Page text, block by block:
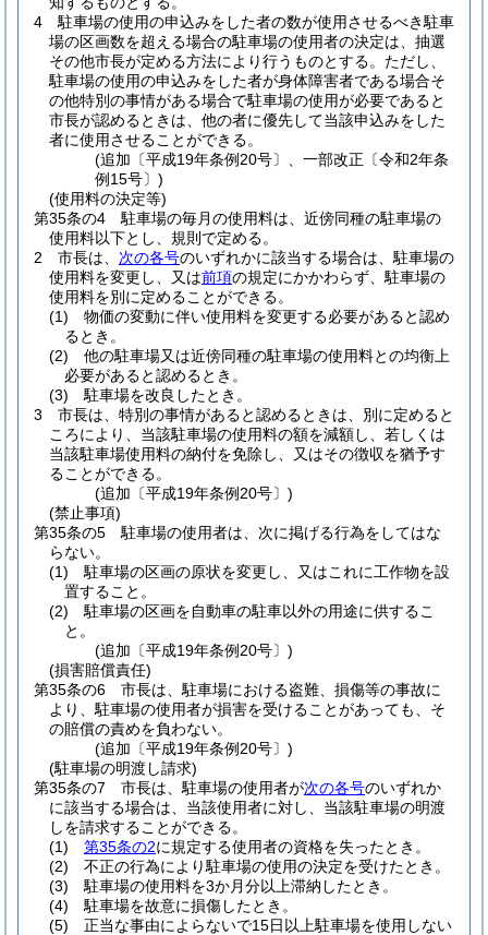
4
駐車場の使用の申込みをした者の数が使用させるべき駐車
場の区画数を超える場合の駐車場の使用者の決定は、抽選
その他市長が定める方法により行うものとする。 ただし、
駐車場の使用の申込みをした者が身体障害者である場合そ
の他特別の事情がある場合で駐車場の使用が必要であると
市長が認めるときは、他の者に優先して当該申込みをした
者に使用させることができる。
(追加〔平成19年条例20号〕、一部改正〔令和2年条
例15号〕)
(使用料の決定等)
第35条の4
駐車場の毎月の使用料は、近傍同種の駐車場の
使用料以下とし、規則で定める。
2
市長は、 次の各号のいずれかに該当する場合は、駐車場の
使用料を変更し、又は前項の規定にかかわらず、駐車場の
使用料を別に定めることができる。
(1)
物価の変動に伴い使用料を変更する必要があると認め
るとき。
(2)
他の駐車場又は近傍同種の駐車場の使用料との均衡上
必要があると認めるとき。
(3)
駐車場を改良したとき。
3
市長は、特別の事情があると認めるときは、別に定めると
ころにより、当該駐車場の使用料の額を減額し、若しくは
当該駐車場使用料の納付を免除し、又はその徴収を猶予す
ることができる。
(追加〔平成19年条例20号〕)
(禁止事項)
第35条の5
駐車場の使用者は、次に掲げる行為をしてはな
らない。
(1)
駐車場の区画の原状を変更し、又はこれに工作物を設
置すること。
(2)
駐車場の区画を自動車の駐車以外の用途に供するこ
と。
(追加〔平成19年条例20号〕)
(損害賠償責任)
第35条の6
市長は、駐車場における盗難、損傷等の事故に
より、駐車場の使用者が損害を受けることがあっても、そ
の賠償の責めを負わない。
(追加〔平成19年条例20号〕)
(駐車場の明渡し請求)
第35条の7
市長は、駐車場の使用者が次の各号のいずれか
に該当する場合は、当該使用者に対し、当該駐車場の明渡
しを請求することができる。
(1)
第35条の2に規定する使用者の資格を失ったとき。
(2)
不正の行為により駐車場の使用の決定を受けたとき。
(3)
駐車場の使用料を3か月分以上滞納したとき。
(4)
駐車場を故意に損傷したとき。
(5)
正当な事由によらないで15日以上駐車場を使用しない